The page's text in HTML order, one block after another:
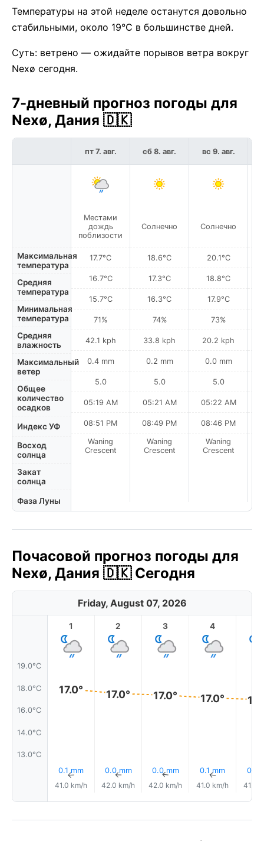
Температуры на этой неделе останутся довольно
стабильными, около 19°C в большинстве дней.
Суть: ветрено — ожидайте порывов ветра вокруг
Nexø сегодня.
7-дневный прогноз погоды для
Nexø, Дания 🇩🇰
Максимальная
температура
Средняя
температура
Минимальная
температура
Средняя
влажность
Максимальный
ветер
Общее
количество
осадков
Индекс УФ
Восход
солнца
Закат
солнца
Фаза Луны
пт 7. авг.
Местами
дождь
поблизости
17.7°C
16.7°C
15.7°C
71%
42.1 kph
0.4 mm
5.0
05:19 AM
08:51 PM
Waning
Crescent
сб 8. авг.
Солнечно
18.6°C
17.3°C
16.3°C
74%
33.8 kph
0.2 mm
5.0
05:21 AM
08:49 PM
Waning
Crescent
вс 9. авг.
Солнечно
20.1°C
18.8°C
17.9°C
73%
20.2 kph
0.0 mm
5.0
05:22 AM
08:46 PM
Waning
Crescent
Почасовой прогноз погоды для
Nexø, Дания 🇩🇰 Сегодня
Friday, August 07, 2026
19.0°C
18.0°C
16.0°C
14.0°C
13.0°C
1
17.0°
0.1 mm
↑
41.0 km/h
2
17.0°
0.0 mm
↑
42.0 km/h
3
17.0°
0.0 mm
↑
42.0 km/h
4
17.0°
0.1 mm
↑
41.0 km/h
0.1
41.0